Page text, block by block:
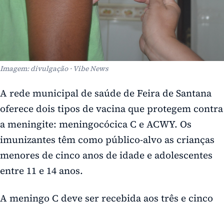
Imagem: divulgação · Vibe News
A rede municipal de saúde de Feira de Santana
oferece dois tipos de vacina que protegem contra
a meningite: meningocócica C e ACWY. Os
imunizantes têm como público-alvo as crianças
menores de cinco anos de idade e adolescentes
entre 11 e 14 anos.
A meningo C deve ser recebida aos três e cinco